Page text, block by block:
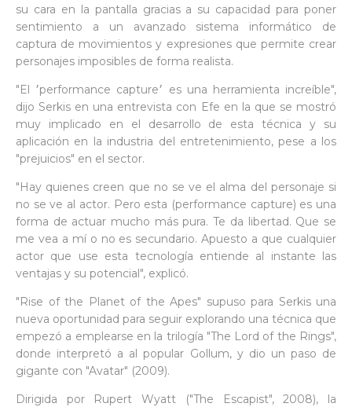
su cara en la pantalla gracias a su capacidad para poner
sentimiento a un avanzado sistema informático de
captura de movimientos y expresiones que permite crear
personajes imposibles de forma realista.
"El ׳performance capture׳ es una herramienta increíble",
dijo Serkis en una entrevista con Efe en la que se mostró
muy implicado en el desarrollo de esta técnica y su
aplicación en la industria del entretenimiento, pese a los
"prejuicios" en el sector.
"Hay quienes creen que no se ve el alma del personaje si
no se ve al actor. Pero esta (performance capture) es una
forma de actuar mucho más pura. Te da libertad. Que se
me vea a mí o no es secundario. Apuesto a que cualquier
actor que use esta tecnología entiende al instante las
ventajas y su potencial", explicó.
"Rise of the Planet of the Apes" supuso para Serkis una
nueva oportunidad para seguir explorando una técnica que
empezó a emplearse en la trilogía "The Lord of the Rings",
donde interpretó a al popular Gollum, y dio un paso de
gigante con "Avatar" (2009).
Dirigida por Rupert Wyatt ("The Escapist", 2008), la